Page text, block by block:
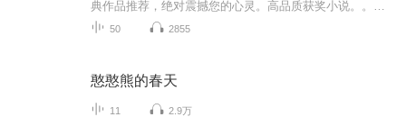
50 2855
憨憨熊的春天
11 2.9万